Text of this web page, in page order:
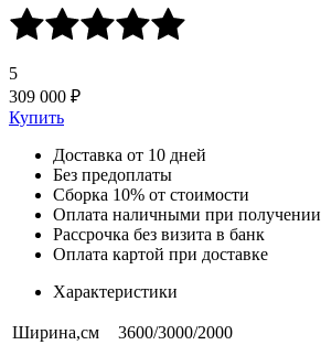
5
309 000 ₽
Купить
Доставка от 10 дней
Без предоплаты
Сборка 10% от стоимости
Оплата наличными при получении
Рассрочка без визита в банк
Оплата картой при доставке
Характеристики
Ширина,см
3600/3000/2000